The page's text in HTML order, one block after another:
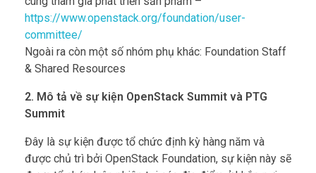
cùng tham gia phát triển sản phẩm –
https://www.openstack.org/foundation/user-
committee/
Ngoài ra còn một số nhóm phụ khác: Foundation Staff
& Shared Resources
2. Mô tả về sự kiện OpenStack Summit và PTG
Summit
Đây là sự kiện được tổ chức định kỳ hàng năm và
được chủ trì bởi OpenStack Foundation, sự kiện này sẽ